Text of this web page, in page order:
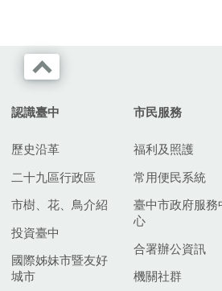
認識臺中
歷史沿革
二十九區行政區
市樹、花、鳥介紹
投資臺中
國際姊妹市暨友好
城市
市民服務
福利及照護
常用便民系統
臺中市政府服務
心
合署辦公資訊
機關社群